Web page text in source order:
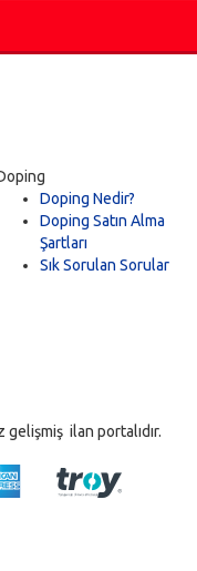
Doping Nedir?
Doping Satın Alma
Şartları
Sık Sorulan Sorular
ilan portalıdır.